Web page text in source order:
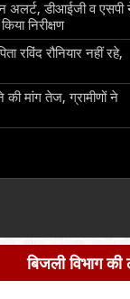
अलर्ट, डीआईजी व एसपी
निरीक्षण
रविंद रौनियार नहीं रहे,
की मांग तेज, ग्रामीणों ने
विभाग की